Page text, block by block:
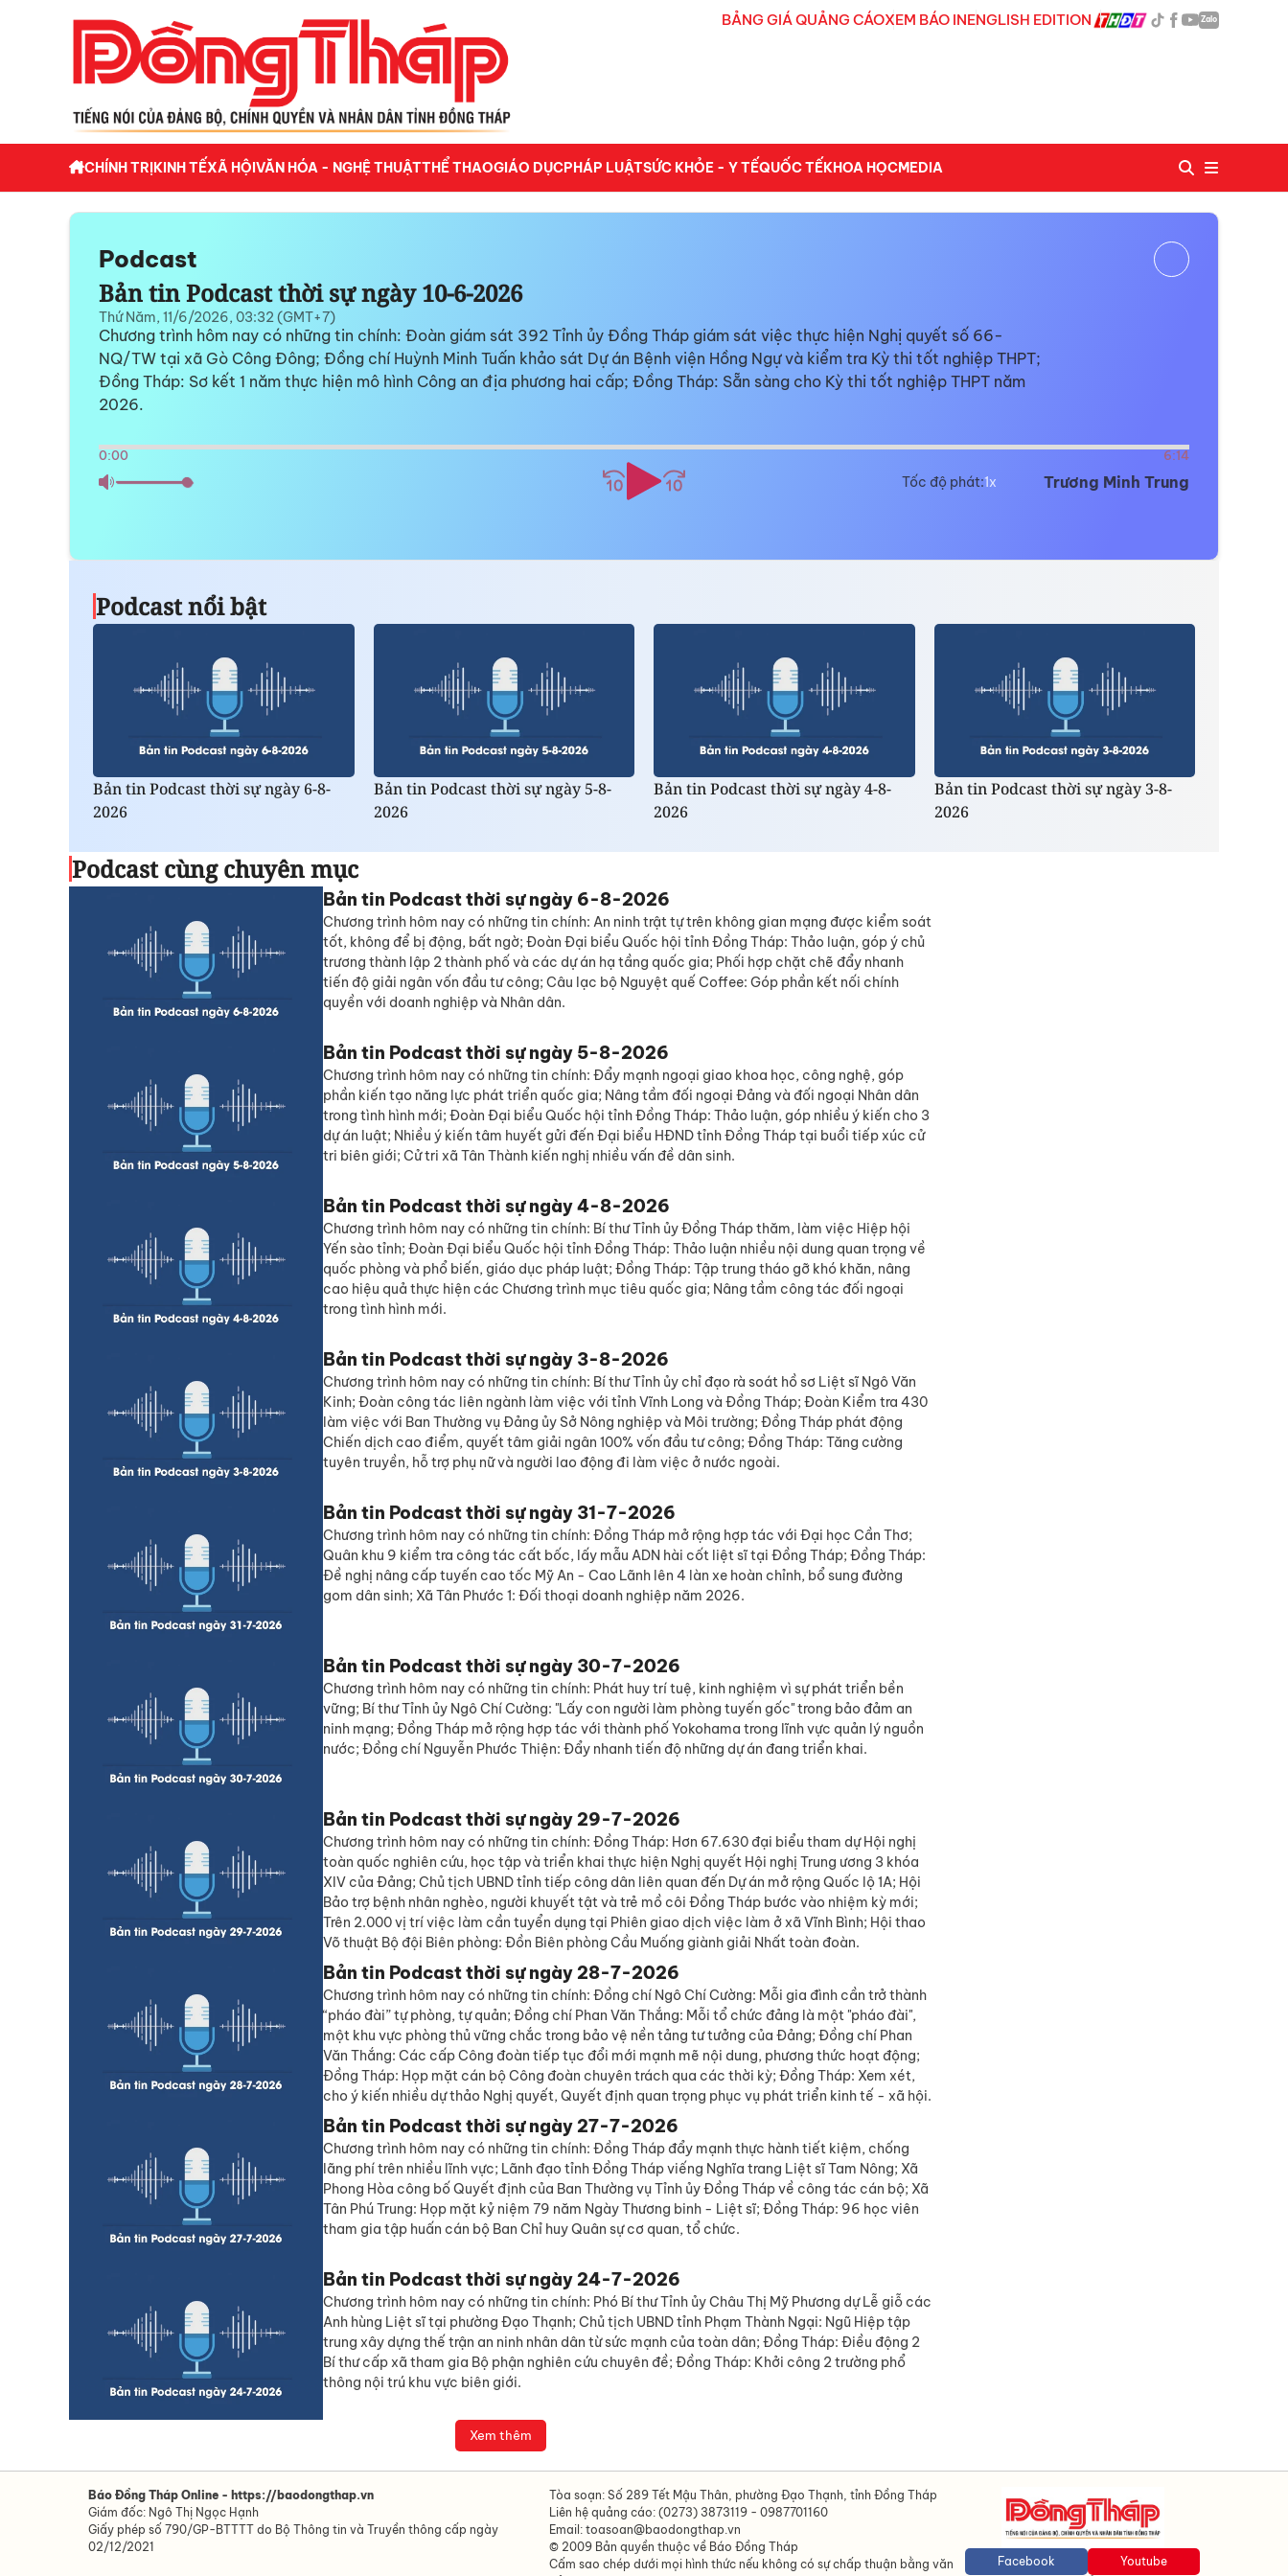
BẢNG GIÁ QUẢNG CÁOXEM BÁO INENGLISH EDITION Zalo
CHÍNH TRỊKINH TẾXÃ HỘIVĂN HÓA - NGHỆ THUẬTTHỂ THAOGIÁO DỤCPHÁP LUẬTSỨC KHỎE - Y TẾQUỐC TẾKHOA HỌCMEDIA
Podcast
Bản tin Podcast thời sự ngày 10-6-2026
Thứ Năm, 11/6/2026, 03:32 (GMT+7)
Chương trình hôm nay có những tin chính: Đoàn giám sát 392 Tỉnh ủy Đồng Tháp giám sát việc thực hiện Nghị quyết số 66-
NQ/TW tại xã Gò Công Đông; Đồng chí Huỳnh Minh Tuấn khảo sát Dự án Bệnh viện Hồng Ngự và kiểm tra Kỳ thi tốt nghiệp THPT;
Đồng Tháp: Sơ kết 1 năm thực hiện mô hình Công an địa phương hai cấp; Đồng Tháp: Sẵn sàng cho Kỳ thi tốt nghiệp THPT năm
2026.
0:00 6:14
Tốc độ phát: Trương Minh Trung
Podcast nổi bật
Bản tin Podcast thời sự ngày 6-8-
2026
Bản tin Podcast thời sự ngày 5-8-
2026
Bản tin Podcast thời sự ngày 4-8-
2026
Bản tin Podcast thời sự ngày 3-8-
2026
Podcast cùng chuyên mục
Bản tin Podcast thời sự ngày 6-8-2026
Chương trình hôm nay có những tin chính: An ninh trật tự trên không gian mạng được kiểm soát
tốt, không để bị động, bất ngờ; Đoàn Đại biểu Quốc hội tỉnh Đồng Tháp: Thảo luận, góp ý chủ
trương thành lập 2 thành phố và các dự án hạ tầng quốc gia; Phối hợp chặt chẽ đẩy nhanh
tiến độ giải ngân vốn đầu tư công; Câu lạc bộ Nguyệt quế Coffee: Góp phần kết nối chính
quyền với doanh nghiệp và Nhân dân.
Bản tin Podcast thời sự ngày 5-8-2026
Chương trình hôm nay có những tin chính: Đẩy mạnh ngoại giao khoa học, công nghệ, góp
phần kiến tạo năng lực phát triển quốc gia; Nâng tầm đối ngoại Đảng và đối ngoại Nhân dân
trong tình hình mới; Đoàn Đại biểu Quốc hội tỉnh Đồng Tháp: Thảo luận, góp nhiều ý kiến cho 3
dự án luật; Nhiều ý kiến tâm huyết gửi đến Đại biểu HĐND tỉnh Đồng Tháp tại buổi tiếp xúc cử
tri biên giới; Cử tri xã Tân Thành kiến nghị nhiều vấn đề dân sinh.
Bản tin Podcast thời sự ngày 4-8-2026
Chương trình hôm nay có những tin chính: Bí thư Tỉnh ủy Đồng Tháp thăm, làm việc Hiệp hội
Yến sào tỉnh; Đoàn Đại biểu Quốc hội tỉnh Đồng Tháp: Thảo luận nhiều nội dung quan trọng về
quốc phòng và phổ biến, giáo dục pháp luật; Đồng Tháp: Tập trung tháo gỡ khó khăn, nâng
cao hiệu quả thực hiện các Chương trình mục tiêu quốc gia; Nâng tầm công tác đối ngoại
trong tình hình mới.
Bản tin Podcast thời sự ngày 3-8-2026
Chương trình hôm nay có những tin chính: Bí thư Tỉnh ủy chỉ đạo rà soát hồ sơ Liệt sĩ Ngô Văn
Kinh; Đoàn công tác liên ngành làm việc với tỉnh Vĩnh Long và Đồng Tháp; Đoàn Kiểm tra 430
làm việc với Ban Thường vụ Đảng ủy Sở Nông nghiệp và Môi trường; Đồng Tháp phát động
Chiến dịch cao điểm, quyết tâm giải ngân 100% vốn đầu tư công; Đồng Tháp: Tăng cường
tuyên truyền, hỗ trợ phụ nữ và người lao động đi làm việc ở nước ngoài.
Bản tin Podcast thời sự ngày 31-7-2026
Chương trình hôm nay có những tin chính: Đồng Tháp mở rộng hợp tác với Đại học Cần Thơ;
Quân khu 9 kiểm tra công tác cất bốc, lấy mẫu ADN hài cốt liệt sĩ tại Đồng Tháp; Đồng Tháp:
Đề nghị nâng cấp tuyến cao tốc Mỹ An - Cao Lãnh lên 4 làn xe hoàn chỉnh, bổ sung đường
gom dân sinh; Xã Tân Phước 1: Đối thoại doanh nghiệp năm 2026.
Bản tin Podcast thời sự ngày 30-7-2026
Chương trình hôm nay có những tin chính: Phát huy trí tuệ, kinh nghiệm vì sự phát triển bền
vững; Bí thư Tỉnh ủy Ngô Chí Cường: "Lấy con người làm phòng tuyến gốc" trong bảo đảm an
ninh mạng; Đồng Tháp mở rộng hợp tác với thành phố Yokohama trong lĩnh vực quản lý nguồn
nước; Đồng chí Nguyễn Phước Thiện: Đẩy nhanh tiến độ những dự án đang triển khai.
Bản tin Podcast thời sự ngày 29-7-2026
Chương trình hôm nay có những tin chính: Đồng Tháp: Hơn 67.630 đại biểu tham dự Hội nghị
toàn quốc nghiên cứu, học tập và triển khai thực hiện Nghị quyết Hội nghị Trung ương 3 khóa
XIV của Đảng; Chủ tịch UBND tỉnh tiếp công dân liên quan đến Dự án mở rộng Quốc lộ 1A; Hội
Bảo trợ bệnh nhân nghèo, người khuyết tật và trẻ mồ côi Đồng Tháp bước vào nhiệm kỳ mới;
Trên 2.000 vị trí việc làm cần tuyển dụng tại Phiên giao dịch việc làm ở xã Vĩnh Bình; Hội thao
Võ thuật Bộ đội Biên phòng: Đồn Biên phòng Cầu Muống giành giải Nhất toàn đoàn.
Bản tin Podcast thời sự ngày 28-7-2026
Chương trình hôm nay có những tin chính: Đồng chí Ngô Chí Cường: Mỗi gia đình cần trở thành
“pháo đài” tự phòng, tự quản; Đồng chí Phan Văn Thắng: Mỗi tổ chức đảng là một "pháo đài",
một khu vực phòng thủ vững chắc trong bảo vệ nền tảng tư tưởng của Đảng; Đồng chí Phan
Văn Thắng: Các cấp Công đoàn tiếp tục đổi mới mạnh mẽ nội dung, phương thức hoạt động;
Đồng Tháp: Họp mặt cán bộ Công đoàn chuyên trách qua các thời kỳ; Đồng Tháp: Xem xét,
cho ý kiến nhiều dự thảo Nghị quyết, Quyết định quan trọng phục vụ phát triển kinh tế - xã hội.
Bản tin Podcast thời sự ngày 27-7-2026
Chương trình hôm nay có những tin chính: Đồng Tháp đẩy mạnh thực hành tiết kiệm, chống
lãng phí trên nhiều lĩnh vực; Lãnh đạo tỉnh Đồng Tháp viếng Nghĩa trang Liệt sĩ Tam Nông; Xã
Phong Hòa công bố Quyết định của Ban Thường vụ Tỉnh ủy Đồng Tháp về công tác cán bộ; Xã
Tân Phú Trung: Họp mặt kỷ niệm 79 năm Ngày Thương binh - Liệt sĩ; Đồng Tháp: 96 học viên
tham gia tập huấn cán bộ Ban Chỉ huy Quân sự cơ quan, tổ chức.
Bản tin Podcast thời sự ngày 24-7-2026
Chương trình hôm nay có những tin chính: Phó Bí thư Tỉnh ủy Châu Thị Mỹ Phương dự Lễ giỗ các
Anh hùng Liệt sĩ tại phường Đạo Thạnh; Chủ tịch UBND tỉnh Phạm Thành Ngại: Ngũ Hiệp tập
trung xây dựng thế trận an ninh nhân dân từ sức mạnh của toàn dân; Đồng Tháp: Điều động 2
Bí thư cấp xã tham gia Bộ phận nghiên cứu chuyên đề; Đồng Tháp: Khởi công 2 trường phổ
thông nội trú khu vực biên giới.
Xem thêm
Báo Đồng Tháp Online - https://baodongthap.vn
Giám đốc: Ngô Thị Ngọc Hạnh
Giấy phép số 790/GP-BTTTT do Bộ Thông tin và Truyền thông cấp ngày
02/12/2021
Tòa soạn: Số 289 Tết Mậu Thân, phường Đạo Thạnh, tỉnh Đồng Tháp
Liên hệ quảng cáo: (0273) 3873119 - 0987701160
Email: toasoan@baodongthap.vn
© 2009 Bản quyền thuộc về Báo Đồng Tháp
Cấm sao chép dưới mọi hình thức nếu không có sự chấp thuận bằng văn
Facebook
Youtube